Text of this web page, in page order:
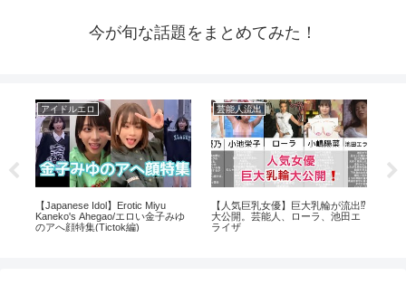
今が旬な話題をまとめてみた！
アイドルエロ
【Japanese Idol】Erotic Miyu
Kaneko's Ahegao/エロい金子みゆ
のアへ顔特集(Tictok編)
芸能人流出
【人気巨乳女優】巨大乳輪が流出⁉️
大公開。芸能人、ローラ、池田エ
ライザ